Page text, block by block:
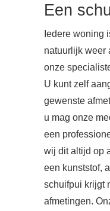
Een
Iedere woning
natuurlijk weer
onze
U kunt zelf
gewenste
u mag onze
een
wij dit altijd op
een kunststof,
schuifpui krijgt
afmetingen.